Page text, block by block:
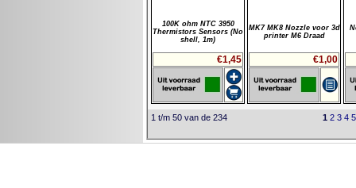
100K ohm NTC 3950
Thermistors Sensors (No
shell, 1m)
€1,45
MK7 MK8 Nozzle voor 3d
printer M6 Draad
€1,00
1 t/m 50 van de 234 1 2 3 4 5